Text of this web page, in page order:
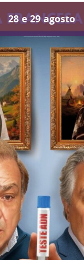
28 e 29 agosto